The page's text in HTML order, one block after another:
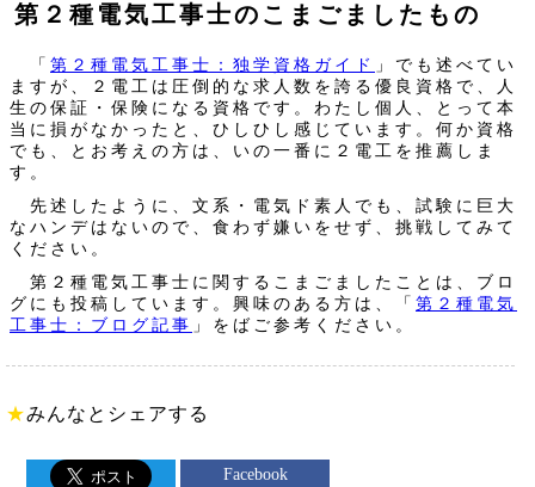
第２種電気工事士のこまごましたもの
「 第２種電気工事士：独学資格ガイド
」でも述べてい
ますが、２電工は圧倒的な求人数を誇る優良資格で、人
生の保証・保険になる資格です。わたし個人、とって本
当に損がなかったと、ひしひし感じています。何か資格
でも、とお考えの方は、いの一番に２電工を推薦しま
す。
先述したように、文系・電気ド素人でも、試験に巨大
なハンデはないので、食わず嫌いをせず、挑戦してみて
ください。
第２種電気工事士に関するこまごましたことは、ブロ
グにも投稿しています。興味のある方は、「 第２種電気
工事士：ブログ記事 」をばご参考ください。
★みんなとシェアする
Facebook